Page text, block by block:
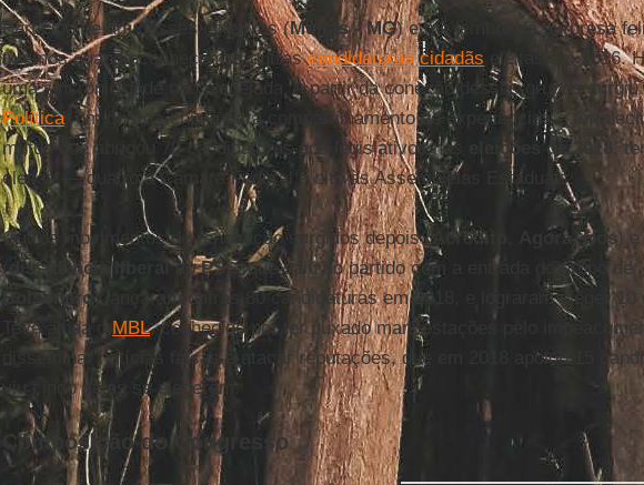
Participo de um desses coletivos (Muitas - MG) e me lembro da surpresa
tivemos quando conhecemos outrascandidaturas cidadãs eleitas em 2016.
uma sincronicidade não planejada. A partir da conexão desses grupos
Política, um guarda-chuva para compartilhamento de experiências e
mútuo que abrigou 70 candidaturas aos legislativos nas
eleições de 2018 ,
eleitas — quatro à Câmara Federal e oito às Assembleias Estaduais.
Outros movimentos de renovação surgidos depois (Acredito Agora,Nós)
(dissidência liberaldoPSL, que saiu do partido com a entrada do grupo de
Bolsonaro) lançaram outras 80 candidaturas em 2018, e lograram eleger 10
Teve ainda o MBL, conhecido por ter puxado manifestações pelo
disseminar notícias falsas e atacar reputações, que em 2018 apoiou 15
viu cinco delas se elegerem.
Composição do Congresso